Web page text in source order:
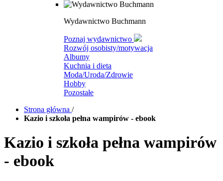
Wydawnictwo Buchmann
Poznaj wydawnictwo
Rozwój osobisty/motywacja
Albumy
Kuchnia i dieta
Moda/Uroda/Zdrowie
Hobby
Pozostałe
Strona główna /
Kazio i szkoła pełna wampirów - ebook
Kazio i szkoła pełna wampirów
- ebook